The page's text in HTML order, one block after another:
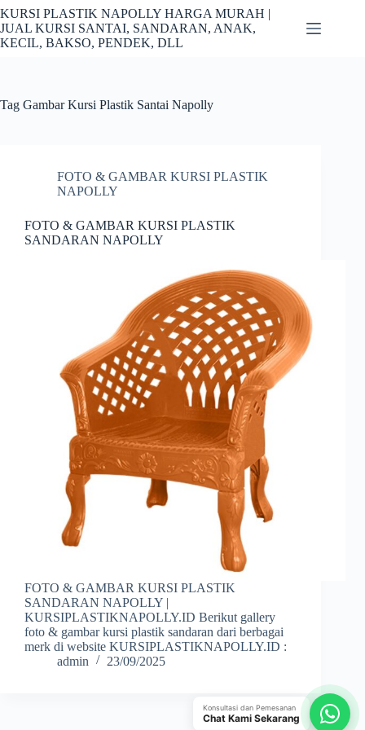
Skip
to
content
KURSI PLASTIK NAPOLLY HARGA MURAH |
JUAL KURSI SANTAI, SANDARAN, ANAK,
KECIL, BAKSO, PENDEK, DLL
Tag Gambar Kursi Plastik Santai Napolly
FOTO & GAMBAR KURSI PLASTIK
NAPOLLY
FOTO & GAMBAR KURSI PLASTIK
SANDARAN NAPOLLY
FOTO & GAMBAR KURSI PLASTIK
SANDARAN NAPOLLY |
KURSIPLASTIKNAPOLLY.ID Berikut gallery
foto & gambar kursi plastik sandaran dari berbagai
merk di website KURSIPLASTIKNAPOLLY.ID :
admin
23/09/2025
Konsultasi dan Pemesanan
Chat Kami Sekarang